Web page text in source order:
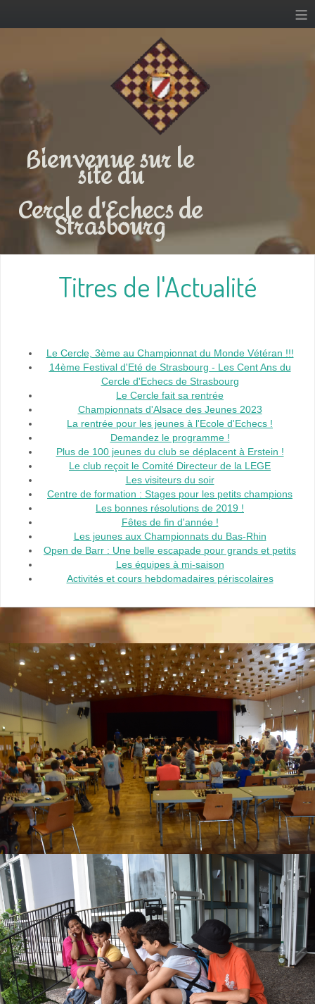
≡
Bienvenue sur le
site du
Cercle d'Echecs de
Strasbourg
Titres de l'Actualité
Le Cercle, 3ème au Championnat du Monde Vétéran !!!
14ème Festival d'Eté de Strasbourg - Les Cent Ans du
Cercle d'Echecs de Strasbourg
Le Cercle fait sa rentrée
Championnats d'Alsace des Jeunes 2023
La rentrée pour les jeunes à l'Ecole d'Echecs !
Demandez le programme !
Plus de 100 jeunes du club se déplacent à Erstein !
Le club reçoit le Comité Directeur de la LEGE
Les visiteurs du soir
Centre de formation : Stages pour les petits champions
Les bonnes résolutions de 2019 !
Fêtes de fin d'année !
Les jeunes aux Championnats du Bas-Rhin
Open de Barr : Une belle escapade pour grands et petits
Les équipes à mi-saison
Activités et cours hebdomadaires périscolaires